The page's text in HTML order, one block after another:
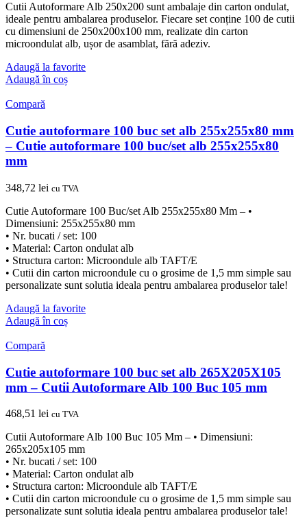
Cutii Autoformare Alb 250x200 sunt ambalaje din carton ondulat,
ideale pentru ambalarea produselor. Fiecare set conține 100 de cutii
cu dimensiuni de 250x200x100 mm, realizate din carton
microondulat alb, ușor de asamblat, fără adeziv.
Adaugă la favorite
Adaugă în coș
Compară
Cutie autoformare 100 buc set alb 255x255x80 mm
– Cutie autoformare 100 buc/set alb 255x255x80
mm
348,72 lei cu TVA
Cutie Autoformare 100 Buc/set Alb 255x255x80 Mm – •
Dimensiuni: 255x255x80 mm
• Nr. bucati / set: 100
• Material: Carton ondulat alb
• Structura carton: Microondule alb TAFT/E
• Cutii din carton microondule cu o grosime de 1,5 mm simple sau
personalizate sunt solutia ideala pentru ambalarea produselor tale!
Adaugă la favorite
Adaugă în coș
Compară
Cutie autoformare 100 buc set alb 265X205X105
mm – Cutii Autoformare Alb 100 Buc 105 mm
468,51 lei cu TVA
Cutii Autoformare Alb 100 Buc 105 Mm – • Dimensiuni:
265x205x105 mm
• Nr. bucati / set: 100
• Material: Carton ondulat alb
• Structura carton: Microondule alb TAFT/E
• Cutii din carton microondule cu o grosime de 1,5 mm simple sau
personalizate sunt solutia ideala pentru ambalarea produselor tale!